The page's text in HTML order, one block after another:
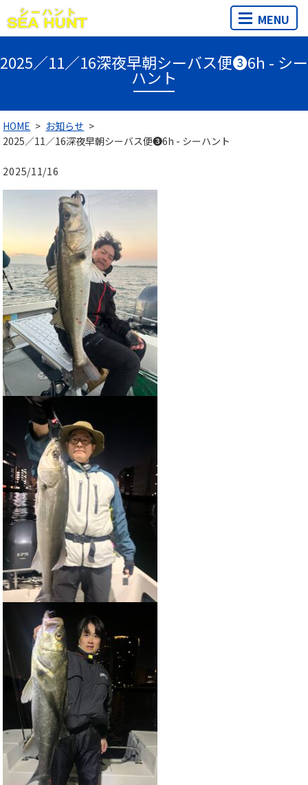
MENU
2025／11／16深夜早朝シーバス便❸6h - シー
ハント
HOME
お知らせ
2025／11／16深夜早朝シーバス便❸6h - シーハント
2025/11/16